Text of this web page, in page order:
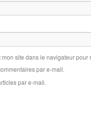
site dans le navigateur
par e-mail.
par e-mail.